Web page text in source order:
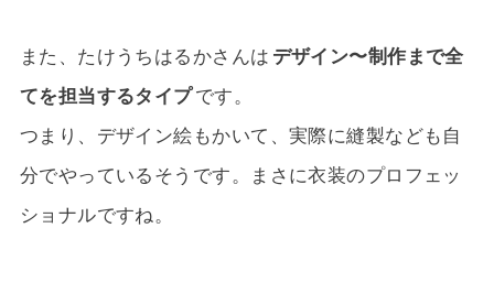
また、たけうちはるかさんは デザイン〜制作まで全
てを担当するタイプです。
つまり、デザイン絵もかいて、実際に縫製なども自
分でやっているそうです。まさに衣装のプロフェッ
ショナルですね。